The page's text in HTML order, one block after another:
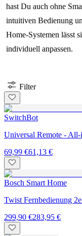
hast Du auch ohne
intuitiven Bedienung
Home-Systemen lässt
individuell anpassen.
Filter
SwitchBot
Universal Remote - All-
69,99 €61,13 €
Bosch Smart Home
Twist Fernbedienung
299,90 €283,95 €